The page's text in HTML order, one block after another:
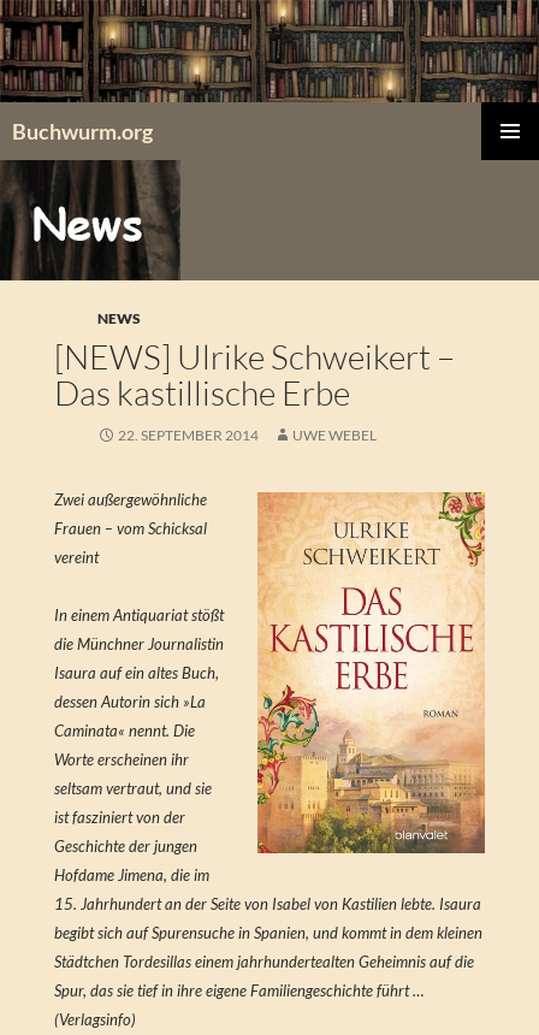
Zum
Inhalt
springen
Buchwurm.org
NEWS
[NEWS] Ulrike Schweikert –
Das kastillische Erbe
22. SEPTEMBER 2014 UWE WEBEL
Zwei außergewöhnliche
Frauen – vom Schicksal
vereint
In einem Antiquariat stößt
die Münchner Journalistin
Isaura auf ein altes Buch,
dessen Autorin sich »La
Caminata« nennt. Die
Worte erscheinen ihr
seltsam vertraut, und sie
ist fasziniert von der
Geschichte der jungen
Hofdame Jimena, die im
15. Jahrhundert an der Seite von Isabel von Kastilien lebte. Isaura
begibt sich auf Spurensuche in Spanien, und kommt in dem kleinen
Städtchen Tordesillas einem jahrhundertealten Geheimnis auf die
Spur, das sie tief in ihre eigene Familiengeschichte führt …
(Verlagsinfo)